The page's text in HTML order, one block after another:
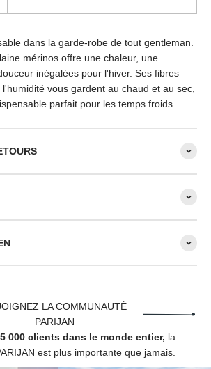
dans la garde-robe de tout gentleman.
mérinos offre une chaleur, une
inégalées pour l'hiver. Ses fibres
vous gardent au chaud et au sec,
parfait pour les temps froids.
LA COMMUNAUTÉ
PARIJAN
000 clients dans le monde entier, la
est plus importante que jamais.